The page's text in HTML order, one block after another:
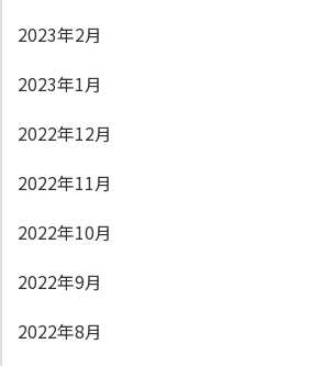
2023年2月
2023年1月
2022年12月
2022年11月
2022年10月
2022年9月
2022年8月